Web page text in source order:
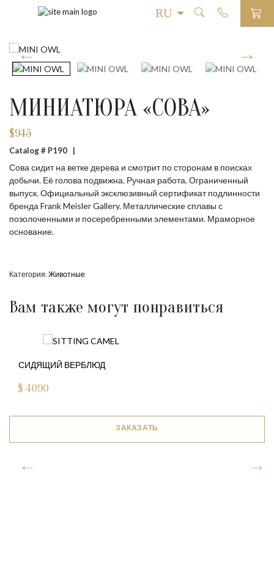
МИНИАТЮРА «СОВА»
$945
Catalog # P190 |
Сова сидит на ветке дерева и смотрит по сторонам в поисках
добычи. Её голова подвижна. Ручная работа. Ограниченный
выпуск. Официальный эксклюзивный сертификат подлинности
бренда Frank Meisler Gallery. Металлические сплавы с
позолоченными и посеребренными элементами. Мраморное
основание.
Категория:Животные
Вам также могут понравиться
СИДЯЩИЙ ВЕРБЛЮД
$4090
ЗАКАЗАТЬ